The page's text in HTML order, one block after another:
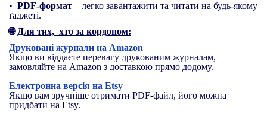
• PDF-формат – легко завантажити та читати на будь-якому
ґаджеті.
🌐 Для тих, хто за кордоном:
Друковані журнали на Amazon
Якщо ви віддаєте перевагу друкованим журналам,
замовляйте на Amazon з доставкою прямо додому.
Електронна версія на Etsy
Якщо вам зручніше отримати PDF-файл, його можна
придбати на Etsy.